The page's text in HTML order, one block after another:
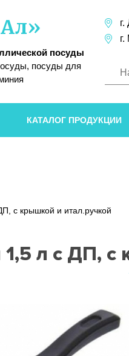
посуды
посуды для
КАТАЛОГ ПРОДУКЦИИ
с крышкой и итал.ручкой
л с ДП, с